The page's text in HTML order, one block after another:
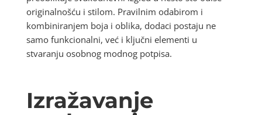
originalnošću i stilom. Pravilnim odabirom i
kombiniranjem boja i oblika, dodaci postaju ne
samo funkcionalni, već i ključni elementi u
stvaranju osobnog modnog potpisa.
Izražavanje